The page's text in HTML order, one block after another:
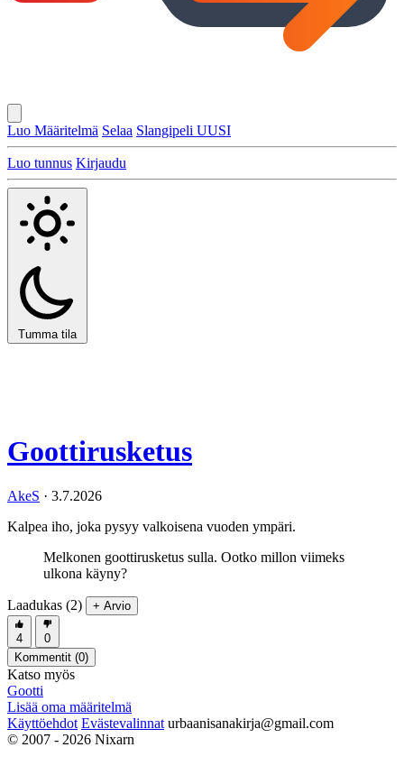
Luo Määritelmä Selaa Slangipeli UUSI
Luo tunnus Kirjaudu
Tumma tila
Goottirusketus
AkeS · 3.7.2026
Kalpea iho, joka pysyy valkoisena vuoden ympäri.
Melkonen goottirusketus sulla. Ootko millon viimeks
ulkona käyny?
Laadukas (2) + Arvio
4
0
Kommentit (0)
Katso myös
Gootti
Lisää oma määritelmä
Käyttöehdot Evästevalinnat urbaanisanakirja@gmail.com
© 2007 - 2026 Nixarn